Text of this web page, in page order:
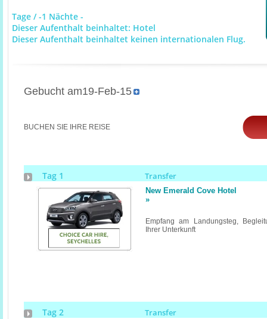
Tage / -1 Nächte -
Dieser Aufenthalt beinhaltet: Hotel
Dieser Aufenthalt beinhaltet keinen internationalen Flug.
Gebucht am19-Feb-15
BUCHEN SIE IHRE REISE
Tag 1 Transfer
New Emerald Cove Hotel
»
Empfang am Landungsteg,
Ihrer Unterkunft
Tag 2 Transfer